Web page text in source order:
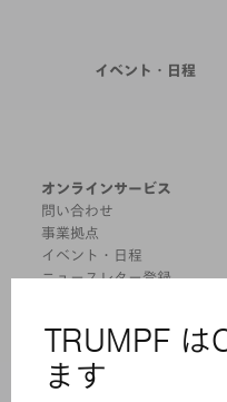
イベント・日程
オンラインサービス
問い合わせ
事業拠点
イベント・日程
ニュースレター登録
製品
機械 & システム
レーザ